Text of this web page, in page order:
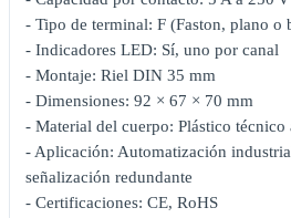
- Tipo de terminal: F (Faston, plano o
- Indicadores LED: Sí, uno por canal
- Montaje: Riel DIN 35 mm
- Dimensiones: 92 × 67 × 70 mm
- Material del cuerpo: Plástico
- Aplicación: Automatización
señalización redundante
- Certificaciones: CE, RoHS